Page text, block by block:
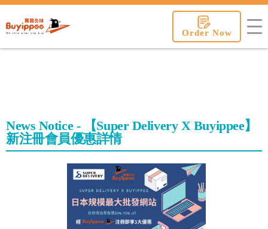
Order Now
News Notice - 【Super Delivery X Buyippee】
新注冊會員優惠詳情